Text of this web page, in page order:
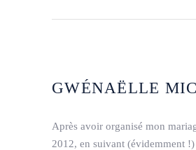
GWÉNAËLLE
Après avoir organisé mon
2012, en suivant (évidemment